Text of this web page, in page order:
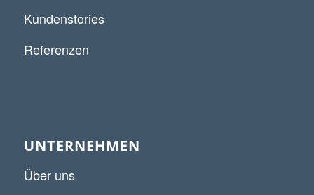
Kundenstories
Referenzen
UNTERNEHMEN
Über uns